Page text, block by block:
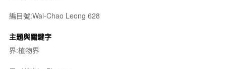
編目號:Wai-Chao Leong 628
主題與關鍵字
界:植物界